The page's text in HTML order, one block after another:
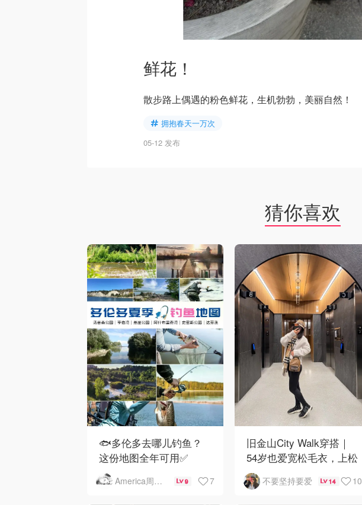
鲜花！
散步路上偶遇的粉色鲜花，生机勃勃，美丽自然！
拥抱春天一万次
05-12 发布
猜你喜欢
🐟多伦多去哪儿钓鱼？
这份地图全年可用✅
America周末快讯 9 7
旧金山City Walk穿搭｜
54岁也爱宽松毛衣，上松
下紧真的很救比例
不要坚持要爱 14 10